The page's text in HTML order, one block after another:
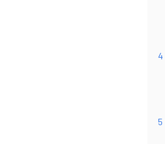
4
5